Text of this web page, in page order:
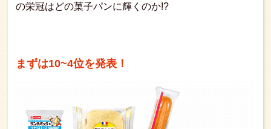
の栄冠はどの菓子パンに輝くのか!?
まずは10~4位を発表！